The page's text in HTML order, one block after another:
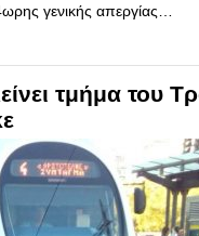
γενικής απεργίας…
τμήμα του